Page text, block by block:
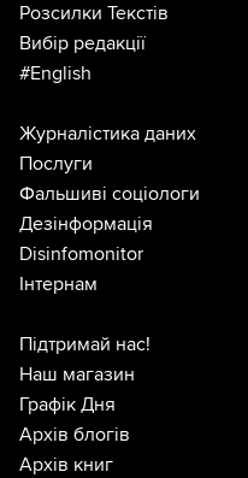
Розсилки Текстів
Вибір редакції
#English
Журналістика даних
Послуги
Фальшиві соціологи
Дезінформація
Disinfomonitor
Інтернам
Підтримай нас!
Наш магазин
Графік Дня
Архів блогів
Архів книг